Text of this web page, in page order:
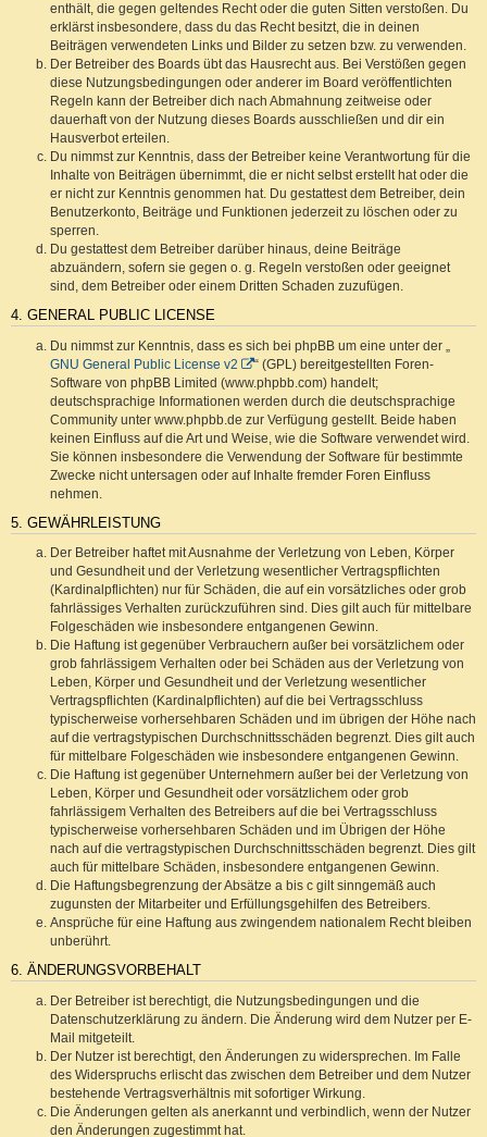
enthält, die gegen geltendes Recht oder die guten Sitten verstoßen. Du
erklärst insbesondere, dass du das Recht besitzt, die in deinen
Beiträgen verwendeten Links und Bilder zu setzen bzw. zu verwenden.
Der Betreiber des Boards übt das Hausrecht aus. Bei Verstößen gegen
diese Nutzungsbedingungen oder anderer im Board veröffentlichten
Regeln kann der Betreiber dich nach Abmahnung zeitweise oder
dauerhaft von der Nutzung dieses Boards ausschließen und dir ein
Hausverbot erteilen.
Du nimmst zur Kenntnis, dass der Betreiber keine Verantwortung für die
Inhalte von Beiträgen übernimmt, die er nicht selbst erstellt hat oder die
er nicht zur Kenntnis genommen hat. Du gestattest dem Betreiber, dein
Benutzerkonto, Beiträge und Funktionen jederzeit zu löschen oder zu
sperren.
Du gestattest dem Betreiber darüber hinaus, deine Beiträge
abzuändern, sofern sie gegen o. g. Regeln verstoßen oder geeignet
sind, dem Betreiber oder einem Dritten Schaden zuzufügen.
4. GENERAL PUBLIC LICENSE
Du nimmst zur Kenntnis, dass es sich bei phpBB um eine unter der „
GNU General Public License v2
“ (GPL) bereitgestellten Foren-
Software von phpBB Limited (www.phpbb.com) handelt;
deutschsprachige Informationen werden durch die deutschsprachige
Community unter www.phpbb.de zur Verfügung gestellt. Beide haben
keinen Einfluss auf die Art und Weise, wie die Software verwendet wird.
Sie können insbesondere die Verwendung der Software für bestimmte
Zwecke nicht untersagen oder auf Inhalte fremder Foren Einfluss
nehmen.
5. GEWÄHRLEISTUNG
Der Betreiber haftet mit Ausnahme der Verletzung von Leben, Körper
und Gesundheit und der Verletzung wesentlicher Vertragspflichten
(Kardinalpflichten) nur für Schäden, die auf ein vorsätzliches oder grob
fahrlässiges Verhalten zurückzuführen sind. Dies gilt auch für mittelbare
Folgeschäden wie insbesondere entgangenen Gewinn.
Die Haftung ist gegenüber Verbrauchern außer bei vorsätzlichem oder
grob fahrlässigem Verhalten oder bei Schäden aus der Verletzung von
Leben, Körper und Gesundheit und der Verletzung wesentlicher
Vertragspflichten (Kardinalpflichten) auf die bei Vertragsschluss
typischerweise vorhersehbaren Schäden und im übrigen der Höhe nach
auf die vertragstypischen Durchschnittsschäden begrenzt. Dies gilt auch
für mittelbare Folgeschäden wie insbesondere entgangenen Gewinn.
Die Haftung ist gegenüber Unternehmern außer bei der Verletzung von
Leben, Körper und Gesundheit oder vorsätzlichem oder grob
fahrlässigem Verhalten des Betreibers auf die bei Vertragsschluss
typischerweise vorhersehbaren Schäden und im Übrigen der Höhe
nach auf die vertragstypischen Durchschnittsschäden begrenzt. Dies gilt
auch für mittelbare Schäden, insbesondere entgangenen Gewinn.
Die Haftungsbegrenzung der Absätze a bis c gilt sinngemäß auch
zugunsten der Mitarbeiter und Erfüllungsgehilfen des Betreibers.
Ansprüche für eine Haftung aus zwingendem nationalem Recht bleiben
unberührt.
6. ÄNDERUNGSVORBEHALT
Der Betreiber ist berechtigt, die Nutzungsbedingungen und die
Datenschutzerklärung zu ändern. Die Änderung wird dem Nutzer per E-
Mail mitgeteilt.
Der Nutzer ist berechtigt, den Änderungen zu widersprechen. Im Falle
des Widerspruchs erlischt das zwischen dem Betreiber und dem Nutzer
bestehende Vertragsverhältnis mit sofortiger Wirkung.
Die Änderungen gelten als anerkannt und verbindlich, wenn der Nutzer
den Änderungen zugestimmt hat.